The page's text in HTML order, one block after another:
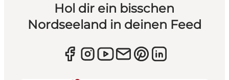
Hol dir ein bisschen
Nordseeland in deinen Feed